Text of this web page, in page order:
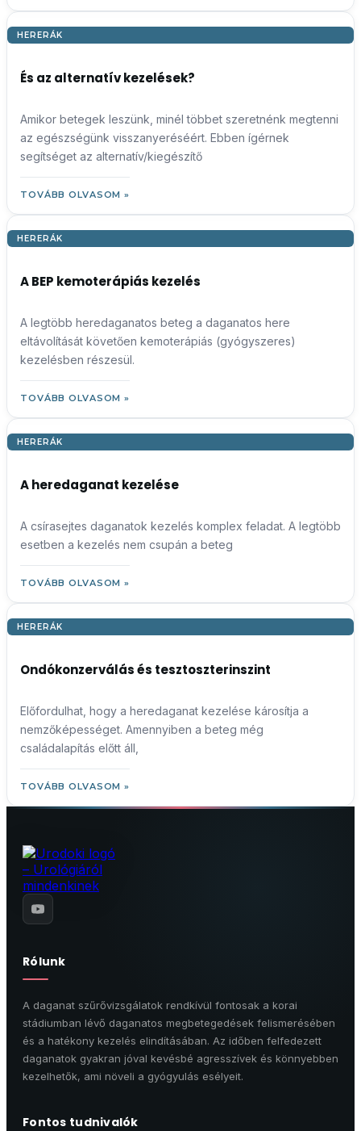
HERERÁK
És az alternatív kezelések?
Amikor betegek leszünk, minél többet szeretnénk megtenni
az egészségünk visszanyeréséért. Ebben ígérnek
segítséget az alternatív/kiegészítő
TOVÁBB OLVASOM »
HERERÁK
A BEP kemoterápiás kezelés
A legtöbb heredaganatos beteg a daganatos here
eltávolítását követően kemoterápiás (gyógyszeres)
kezelésben részesül.
TOVÁBB OLVASOM »
HERERÁK
A heredaganat kezelése
A csírasejtes daganatok kezelés komplex feladat. A legtöbb
esetben a kezelés nem csupán a beteg
TOVÁBB OLVASOM »
HERERÁK
Ondókonzerválás és tesztoszterinszint
Előfordulhat, hogy a heredaganat kezelése károsítja a
nemzőképességet. Amennyiben a beteg még
családalapítás előtt áll,
TOVÁBB OLVASOM »
Rólunk
A daganat szűrővizsgálatok rendkívül fontosak a korai
stádiumban lévő daganatos megbetegedések felismerésében
és a hatékony kezelés elindításában. Az időben felfedezett
daganatok gyakran jóval kevésbé agresszívek és könnyebben
kezelhetők, ami növeli a gyógyulás esélyeit.
Fontos tudnivalók